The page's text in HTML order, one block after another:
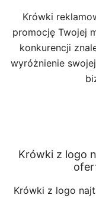
Krówki
promocję Twojej
konkurencji
wyróżnienie
Krówki z logo
Krówki z logo